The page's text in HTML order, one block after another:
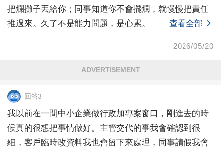
把爛攤子丟給你；同事知道你不會擺爛，就慢慢把責任
推過來。久了不是能力問題，是心累。
查看全部
2026/05/20
ADVERTISEMENT
回答3
我以前在一間中小企業做行政加專案窗口，剛進去的時
候真的很想把事情做好。主管交代的事我會確認到很
細，客戶臨時改資料我也會留下來處理，同事請假我會